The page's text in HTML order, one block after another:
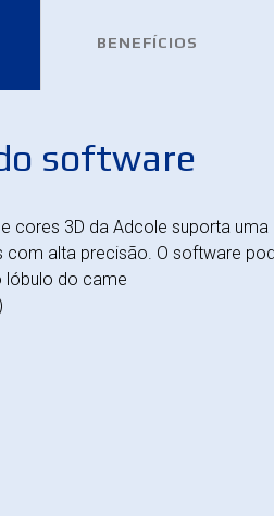
BENEFÍCIOS
software
cores 3D da Adcole suporta
com alta precisão. O software
lóbulo do came